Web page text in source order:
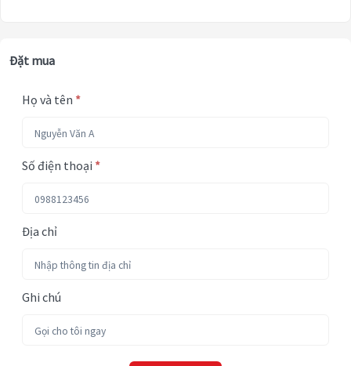
Đặt mua
Họ và tên *
Số điện thoại *
Địa chỉ
Ghi chú